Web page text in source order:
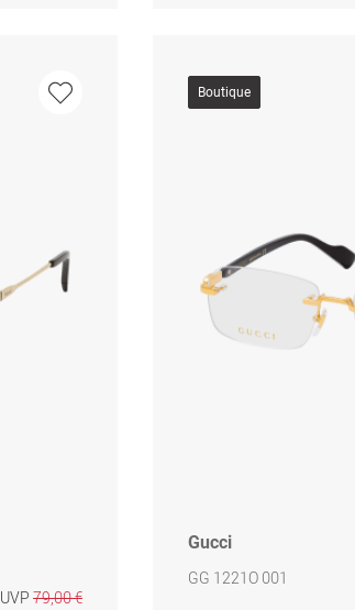
UVP 79,00 €
Boutique
Gucci
GG 1221O 001